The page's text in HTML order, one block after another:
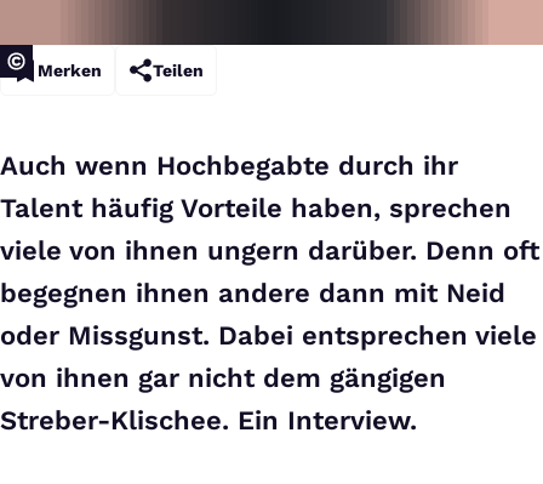
Merken Teilen
Auch wenn Hochbegabte durch ihr
Talent häufig Vorteile haben, sprechen
viele von ihnen ungern darüber. Denn oft
begegnen ihnen andere dann mit Neid
oder Missgunst. Dabei entsprechen viele
von ihnen gar nicht dem gängigen
Streber-Klischee. Ein Interview.